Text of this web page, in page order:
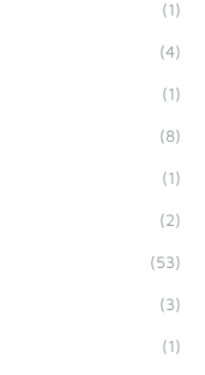
(1)
(4)
(1)
(8)
(1)
(2)
(53)
(3)
(1)